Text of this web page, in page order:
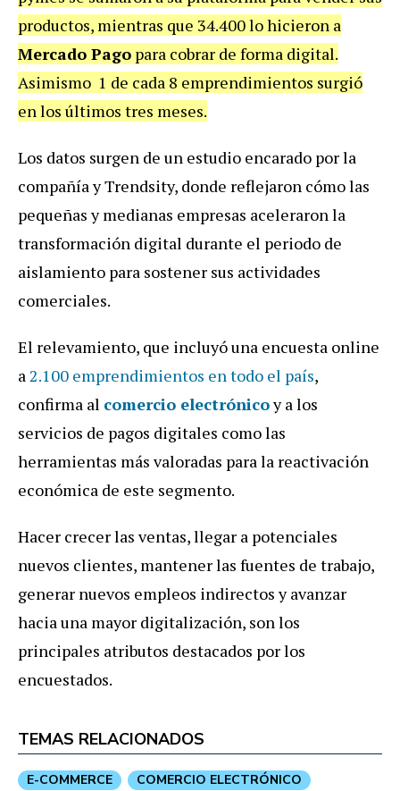
productos, mientras que 34.400 lo hicieron a
Mercado Pago para cobrar de forma digital.
Asimismo 1 de cada 8 emprendimientos surgió
en los últimos tres meses.
Los datos surgen de un estudio encarado por la
compañía y Trendsity, donde reflejaron cómo las
pequeñas y medianas empresas aceleraron la
transformación digital durante el periodo de
aislamiento para sostener sus actividades
comerciales.
El relevamiento, que incluyó una encuesta online
a2.100 emprendimientos en todo el país,
confirma al comercio electrónicoy a los
servicios de pagos digitales como las
herramientas más valoradas para la reactivación
económica de este segmento.
Hacer crecer las ventas, llegar a potenciales
nuevos clientes, mantener las fuentes de trabajo,
generar nuevos empleos indirectos y avanzar
hacia una mayor digitalización, son los
principales atributos destacados por los
encuestados.
TEMAS RELACIONADOS
E-COMMERCE
COMERCIO ELECTRÓNICO